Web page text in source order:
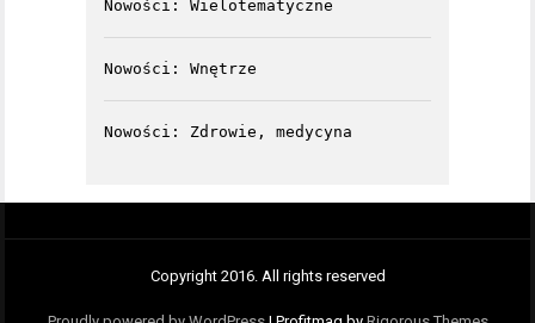
Nowości: Wielotematyczne
Nowości: Wnętrze
Nowości: Zdrowie, medycyna
Copyright 2016. All rights reserved